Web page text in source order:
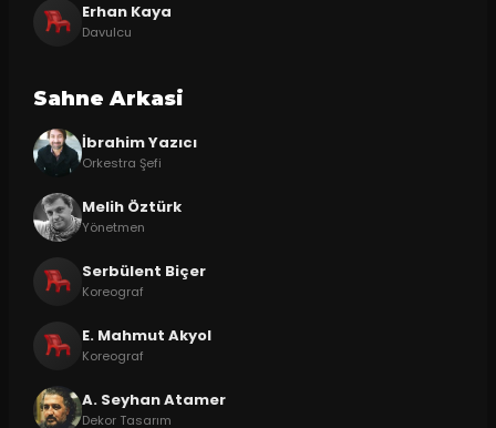
Erhan Kaya
Davulcu
Sahne Arkasi
İbrahim Yazıcı
Orkestra Şefi
Melih Öztürk
Yönetmen
Serbülent Biçer
Koreograf
E. Mahmut Akyol
Koreograf
A. Seyhan Atamer
Dekor Tasarım